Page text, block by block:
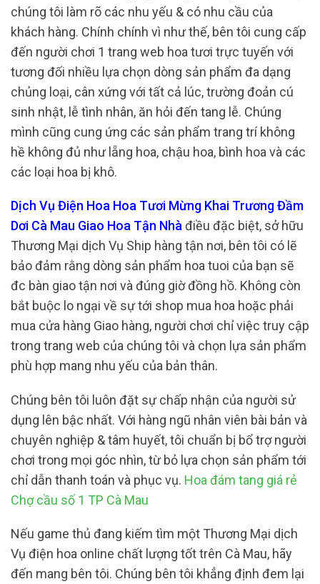
chúng tôi làm rõ các nhu yếu & có nhu cầu của
khách hàng. Chính chính vì như thế, bên tôi cung cấp
đến người chơi 1 trang web hoa tươi trực tuyến với
tương đối nhiều lựa chọn dòng sản phẩm đa dạng
chủng loại, cân xứng với tất cả lúc, trường đoản cú
sinh nhật, lễ tình nhân, ăn hỏi đến tang lễ. Chúng
mình cũng cung ứng các sản phẩm trang trí không
hề không đủ như lẵng hoa, chậu hoa, bình hoa và các
các loại hoa bị khô.
Dịch Vụ Điện Hoa Hoa Tươi Mừng Khai Trương Đầm
Dơi Cà Mau Giao Hoa Tận Nhà điều đặc biệt, sở hữu
Thương Mại dịch Vụ Ship hàng tận nơi, bên tôi có lẽ
bảo đảm rằng dòng sản phẩm hoa tuoi của bạn sẽ
đc bàn giao tận nơi và đúng giờ đồng hồ. Không còn
bắt buộc lo ngại về sự tới shop mua hoa hoặc phải
mua cửa hàng Giao hàng, người chơi chỉ việc truy cập
trong trang web của chúng tôi và chọn lựa sản phẩm
phù hợp mang nhu yếu của bản thân.
Chúng bên tôi luôn đặt sự chấp nhận của người sử
dụng lên bậc nhất. Với hàng ngũ nhân viên bài bản và
chuyên nghiệp & tâm huyết, tôi chuẩn bị bổ trợ người
chơi trong mọi góc nhìn, từ bỏ lựa chọn sản phẩm tới
chỉ dẫn thanh toán và phục vụ. Hoa đám tang giá rẻ
Chợ cầu số 1 TP Cà Mau
Nếu game thủ đang kiếm tìm một Thương Mại dịch
Vụ điện hoa online chất lượng tốt trên Cà Mau, hãy
đến mang bên tôi. Chúng bên tôi khẳng định đem lại